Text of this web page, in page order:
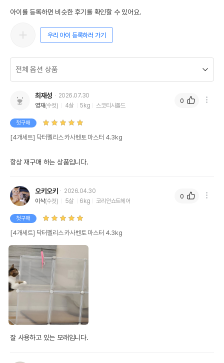
아이를 등록하면 비슷한 후기를 확인할 수 있어요.
우리 아이 등록하러 가기
최재성
2026.07.30
영재(수컷) 4살 5kg 스코티시폴드
첫구매
[4개세트] 닥터펠리스 카사벤토 마스터 4.3kg
항상 재구매 하는 상품입니다.
0
오키오키
2026.04.30
이삭(수컷) 5살 6kg 코리안쇼트헤어
첫구매
[4개세트] 닥터펠리스 카사벤토 마스터 4.3kg
잘 사용하고 있는 모래입니다.
0